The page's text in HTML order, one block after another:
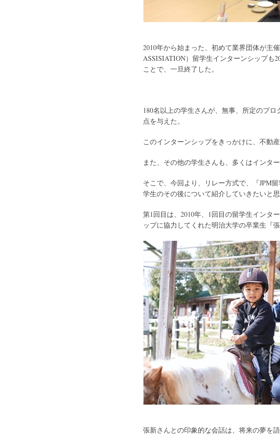
2010年から始まった、初めて業界団体が
ASSISIATION）留学生インターンシップも
ことで、一旦終了した。
180名以上の学生さんが、無事、所定のプ
点を与えた。
このインターンシップをきっかけに、不動
また、その他の学生さんも、多くはインタ
そこで、今回より、リレー方式で、『JPM
学生のその後について紹介していきたいと思
第1回目は、2010年、1回目の留学生インタ
ップに協力してくれた明治大学の卒業生『
張新さんとの印象的な会話は、将来の夢を語